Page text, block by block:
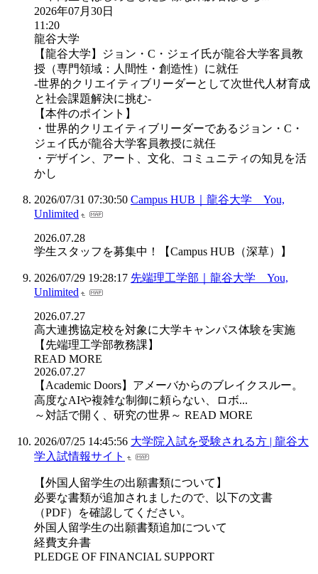
2026年07月30日
11:20
龍谷大学
【龍谷大学】ジョン・C・ジェイ氏が龍谷大学客員教
授（専門領域：人間性・創造性）に就任
-世界的クリエイティブリーダーとして次世代人材育成
と社会課題解決に挑む-
【本件のポイント】
・世界的クリエイティブリーダーであるジョン・C・
ジェイ氏が龍谷大学客員教授に就任
・デザイン、アート、文化、コミュニティの知見を活
かし
2026/07/31 07:30:50 Campus HUB｜龍谷大学 You,
Unlimited
2026.07.28
学生スタッフを募集中！【Campus HUB（深草）】
2026/07/29 19:28:17 先端理工学部｜龍谷大学 You,
Unlimited
2026.07.27
高大連携協定校を対象に大学キャンパス体験を実施
【先端理工学部教務課】
READ MORE
2026.07.27
【Academic Doors】アメーバからのブレイクスルー。
高度なAIや複雑な制御に頼らない、ロボ...
～対話で開く、研究の世界～ READ MORE
2026/07/25 14:45:56 大学院入試を受験される方 | 龍谷大
学入試情報サイト
【外国人留学生の出願書類について】
必要な書類が追加されましたので、以下の文書
（PDF）を確認してください。
外国人留学生の出願書類追加について
経費支弁書
PLEDGE OF FINANCIAL SUPPORT